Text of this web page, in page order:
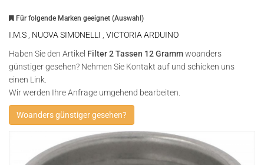
Für folgende Marken geeignet (Auswahl)
I.M.S NUOVA SIMONELLI
VICTORIA ARDUINO
Haben Sie den Artikel Filter 2 Tassen 12 Grammwoanders
günstiger gesehen? Nehmen Sie Kontakt auf und schicken uns
einen Link.
Wir werden Ihre Anfrage umgehend bearbeiten.
Woanders günstiger gesehen?